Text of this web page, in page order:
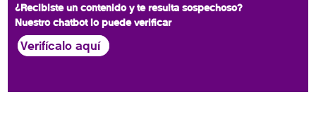
¿Recibiste un contenido y te resulta sospechoso?
Nuestro chatbot lo puede verificar
Verifícalo aquí